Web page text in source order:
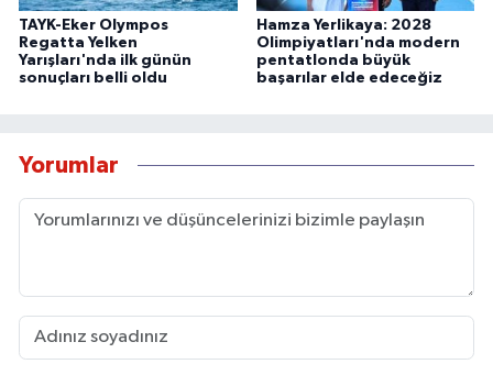
TAYK-Eker Olympos
Regatta Yelken
Yarışları'nda ilk günün
sonuçları belli oldu
Hamza Yerlikaya: 2028
Olimpiyatları'nda modern
pentatlonda büyük
başarılar elde edeceğiz
Yorumlar